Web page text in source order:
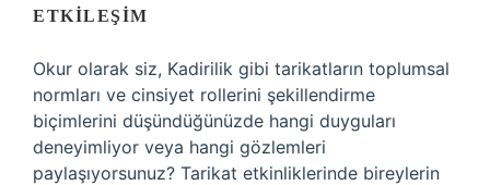
ETKILEŞIM
Okur olarak siz, Kadirilik gibi tarikatların toplumsal
normları ve cinsiyet rollerini şekillendirme
biçimlerini düşündüğünüzde hangi duyguları
deneyimliyor veya hangi gözlemleri
paylaşıyorsunuz? Tarikat etkinliklerinde bireylerin